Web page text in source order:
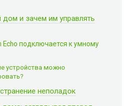
и зачем им управлять
Echo подключается к умному
устройства можно
неполадок